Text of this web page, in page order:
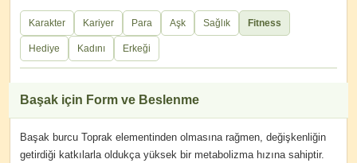
Karakter Kariyer Para Aşk Sağlık Fitness
Hediye Kadını Erkeği
Başak için Form ve Beslenme
Başak burcu Toprak elementinden olmasına rağmen, değişkenliğin
getirdiği katkılarla oldukça yüksek bir metabolizma hızına sahiptir.